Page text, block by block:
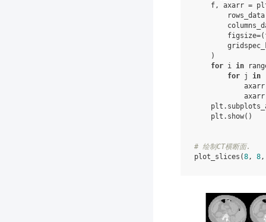
f, axarr =
rows_data
figsize=(
)
for i in
for j in
axarr
axarr
plt .
plt . show()
# 绘制CT横断面.
plot_slices (8, 8,